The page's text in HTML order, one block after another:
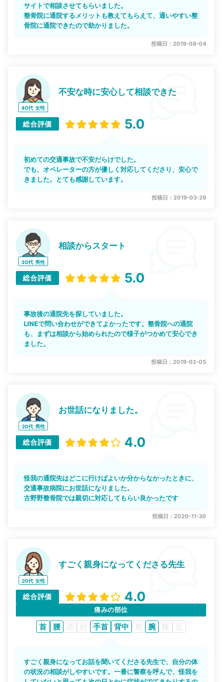
サイトで相談させてもらいました。
整骨院に通院するメリットも教えてもらえて、通いやすい整
骨院に通院できたので助かりました。
投稿日：2019-08-04
40代 女性
不安な時に安心して相談できた
総合評価 5.0
初めての交通事故で不安だらけでした。
でも、オペレーターの方が優しく対応してくださり、安心で
きました。とても感謝しています。
投稿日：2019-03-29
30代 男性
相談からスタート
総合評価 5.0
事故後の通院先を探していました。
LINEで問い合わせができてよかったです。整骨院への通院
も、まずは相談から始められたので様子がつかめて安心でき
ました。
投稿日：2019-02-05
20代 男性
お世話になりました。
総合評価 4.0
怪我の通院先はどこに行けばよいか分からなかったときに、
交通事故病院にお世話になりました。
古野野整骨院では親切に対応してもらい良かったです
投稿日：2020-11-30
20代 女性
すごく親身になってくださる先生
総合評価 4.0
痛みの部位
首 腰 頭 肘 手首 背中 肩 腕 膝 足
すごく親身になってお話を聞いてくださる先生で、自分の体
の状況の相談がしやすいです。一番に警察を呼んで、怪我を